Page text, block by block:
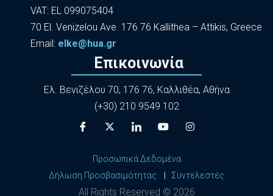
VAT: EL 099075404
70 El. Venizelou Ave. 176 76 Kallithea – Attikis, Greece
Εmail: elke@hua.gr
Επικοινωνία
Ελ. Βενιζέλου 70, 176 76, Καλλιθέα, Αθήνα
(+30) 210 9549 102
Προσωπικά Δεδομένα
Δήλωση Προσβασιμότητας
Συντελεστές
All Rights Reserved © 2026